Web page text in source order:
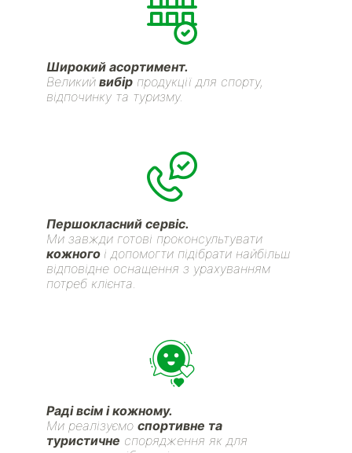
Широкий асортимент.
Великий вибір продукції для спорту,
відпочинку та туризму.
Першокласний сервіс.
Ми завжди готові проконсультувати
кожного і допомогти підібрати найбільш
відповідне оснащення з урахуванням
потреб клієнта.
Раді всім і кожному.
Ми реалізуємо спортивне та
туристичне спорядження як для